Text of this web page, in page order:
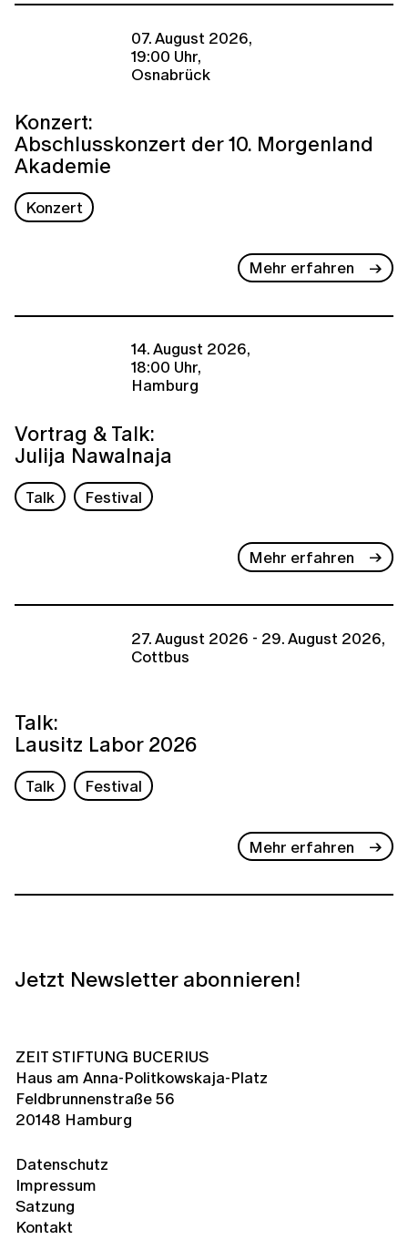
07. August 2026,
19:00 Uhr,
Osnabrück
Konzert:
Abschlusskonzert der 10. Morgenland
Akademie
Konzert
Mehr erfahren
14. August 2026,
18:00 Uhr,
Hamburg
Vortrag & Talk:
Julija Nawalnaja
Talk Festival
Mehr erfahren
27. August 2026 - 29. August 2026,
Cottbus
Talk:
Lausitz Labor 2026
Talk Festival
Mehr erfahren
Jetzt Newsletter abonnieren!
ZEIT STIFTUNG BUCERIUS
Haus am Anna-Politkowskaja-Platz
Feldbrunnenstraße 56
20148 Hamburg
Datenschutz
Impressum
Satzung
Kontakt